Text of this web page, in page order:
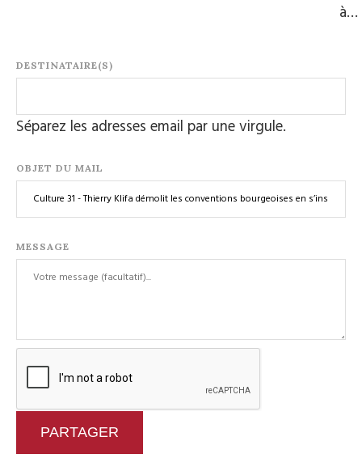
à…
DESTINATAIRE(S)
Séparez les adresses email par une virgule.
OBJET DU MAIL
MESSAGE
PARTAGER